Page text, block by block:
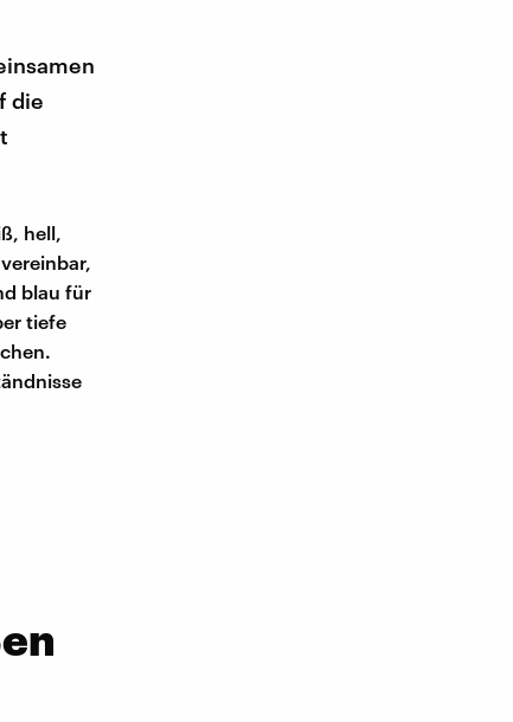
die
hell,
blau für
tiefe